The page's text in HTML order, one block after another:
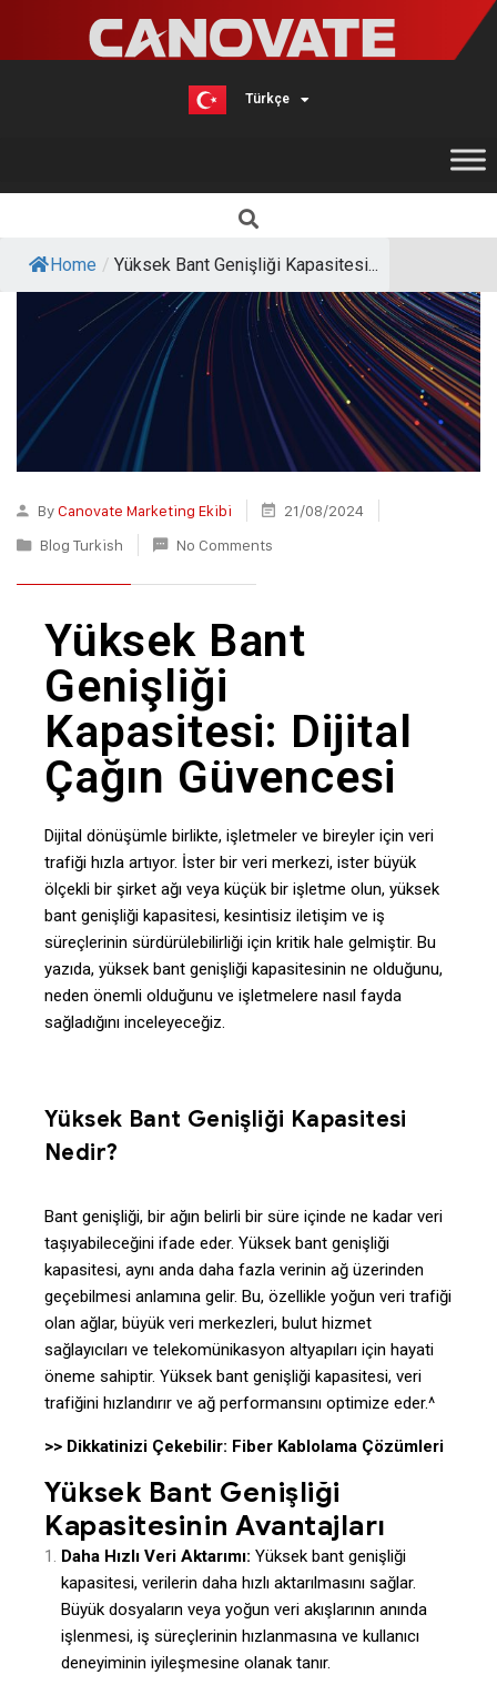
Türkçe
English
Home / Yüksek Bant Genişliği Kapasitesi...
ByCanovate Marketing Ekibi
21/08/2024
Blog Turkish
No Comments
Yüksek Bant
Genişliği
Kapasitesi: Dijital
Çağın Güvencesi
Dijital dönüşümle birlikte, işletmeler ve bireyler için veri
trafiği hızla artıyor. İster bir veri merkezi, ister büyük
ölçekli bir şirket ağı veya küçük bir işletme olun, yüksek
bant genişliği kapasitesi, kesintisiz iletişim ve iş
süreçlerinin sürdürülebilirliği için kritik hale gelmiştir. Bu
yazıda, yüksek bant genişliği kapasitesinin ne olduğunu,
neden önemli olduğunu ve işletmelere nasıl fayda
sağladığını inceleyeceğiz.
Yüksek Bant Genişliği Kapasitesi
Nedir?
Bant genişliği, bir ağın belirli bir süre içinde ne kadar veri
taşıyabileceğini ifade eder. Yüksek bant genişliği
kapasitesi, aynı anda daha fazla verinin ağ üzerinden
geçebilmesi anlamına gelir. Bu, özellikle yoğun veri trafiği
olan ağlar, büyük veri merkezleri, bulut hizmet
sağlayıcıları ve telekomünikasyon altyapıları için hayati
öneme sahiptir. Yüksek bant genişliği kapasitesi, veri
trafiğini hızlandırır ve ağ performansını optimize eder.^
>> Dikkatinizi Çekebilir: Fiber Kablolama Çözümleri
Yüksek Bant Genişliği
Kapasitesinin Avantajları
Daha Hızlı Veri Aktarımı: Yüksek bant genişliği
kapasitesi, verilerin daha hızlı aktarılmasını sağlar.
Büyük dosyaların veya yoğun veri akışlarının anında
işlenmesi, iş süreçlerinin hızlanmasına ve kullanıcı
deneyiminin iyileşmesine olanak tanır.